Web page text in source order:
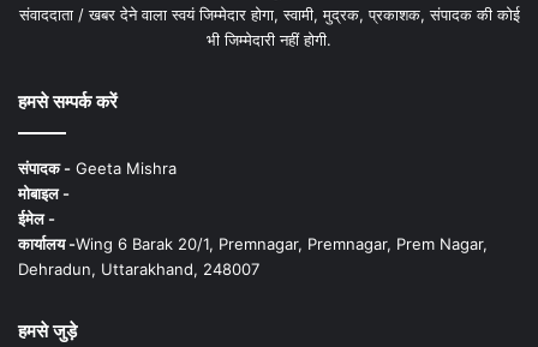
संवाददाता / खबर देने वाला स्वयं जिम्मेदार होगा, स्वामी, मुद्रक, प्रकाशक, संपादक की कोई
भी जिम्मेदारी नहीं होगी.
हमसे सम्पर्क करें
संपादक - Geeta Mishra
मोबाइल -
ईमेल -
कार्यालय -Wing 6 Barak 20/1, Premnagar, Premnagar, Prem Nagar,
Dehradun, Uttarakhand, 248007
हमसे जुड़े